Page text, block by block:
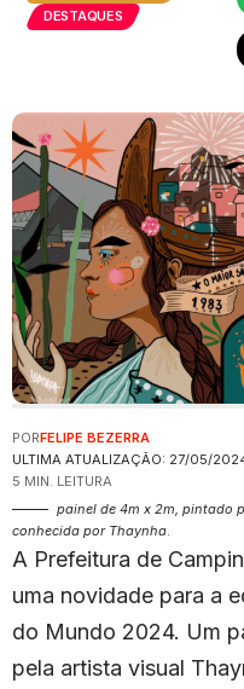
DESTAQUES
ULTIMA ATUALIZAÇÃO: 27/05/
PORFELIPE BEZERRA
5 MIN. LEITURA
painel de 4m x 2m, pintado
conhecida por Thaynha
A Prefeitura de
uma novidade para a
do Mundo 2024. Um
pela artista visual